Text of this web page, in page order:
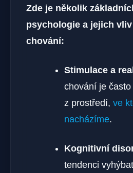
Zde je několik
psychologie a jejich
chování:
Stimulace a
chování je
z prostředí, ve
nacházíme.
Kognitivní
tendenci